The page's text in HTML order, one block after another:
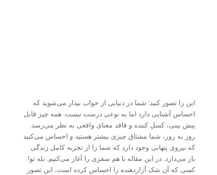
این را تصور کنید: شما در دنیایی از خواب بیدار می‌شوید که
احساس آشنایی دارد اما به نوعی درست نیست. همه چیز قابل
پیش بینی، کسل کننده و فاقد معنای واقعی به نظر می‌رسد.
روز به روز، شما مشتاق چیزی بیشتر هستید و احساس می‌کنید
که نیروی پنهانی وجود دارد که شما را از تجربه کامل زندگی
باز می‌دارد. در این مقاله با هم سفری را آغاز می‌کنیم. بله تو!
کسی که آن شک آزاردهنده را احساس کرده است، این تصور